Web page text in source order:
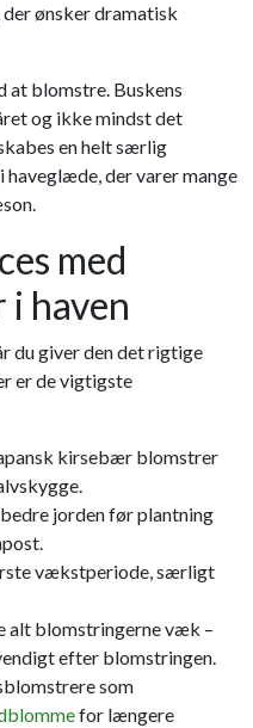
ønsker dramatisk
at blomstre. Buskens
og ikke mindst det
en helt særlig
der varer mange
med
haven
du giver den det rigtige
er de vigtigste
kirsebær blomstrer
jorden før plantning
vækstperiode, særligt
alt blomstringerne væk –
efter blomstringen.
som
for længere